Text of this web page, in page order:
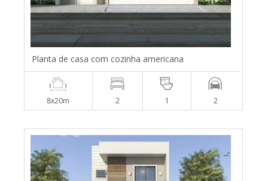
Planta de casa com cozinha americana
8x20m 2 1 2